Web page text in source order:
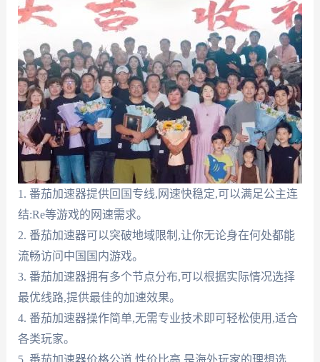
1. 番茄加速器提供回国专线,网速快稳定,可以满足公主连
结:Re等游戏的网速需求。
2. 番茄加速器可以突破地域限制,让你无论身在何处都能
流畅访问中国国内游戏。
3. 番茄加速器拥有多个节点分布,可以根据实际情况选择
最优线路,提供最佳的加速效果。
4. 番茄加速器操作简单,无需专业技术即可轻松使用,适合
各类玩家。